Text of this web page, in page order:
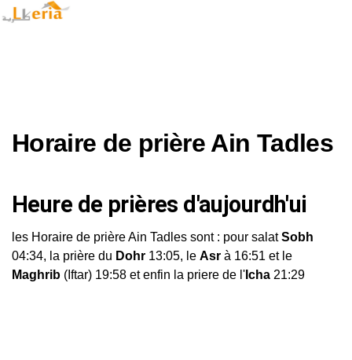
Horaire de prière Ain Tadles
Heure de prières d'aujourdh'ui
les Horaire de prière Ain Tadles sont : pour salatSobh
04:34, la prière du Dohr 13:05, le Asr à 16:51 et le
Maghrib (Iftar) 19:58 et enfin la priere de l' Icha 21:29